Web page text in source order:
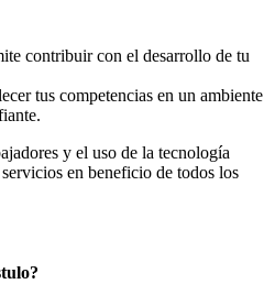
contribuir con el desarrollo de tu
tus competencias en un ambiente
y el uso de la tecnología
en beneficio de todos los